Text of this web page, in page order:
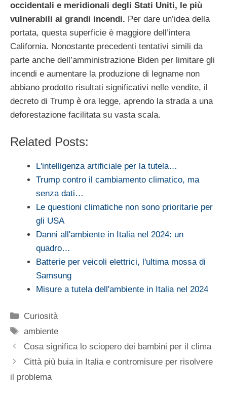
occidentali e meridionali degli Stati Uniti, le più
vulnerabili ai grandi incendi. Per dare un’idea della
portata, questa superficie è maggiore dell’intera
California. Nonostante precedenti tentativi simili da
parte anche dell’amministrazione Biden per limitare gli
incendi e aumentare la produzione di legname non
abbiano prodotto risultati significativi nelle vendite, il
decreto di Trump è ora legge, aprendo la strada a una
deforestazione facilitata su vasta scala.
Related Posts:
L'intelligenza artificiale per la tutela…
Trump contro il cambiamento climatico, ma
senza dati…
Le questioni climatiche non sono prioritarie per
gli USA
Danni all'ambiente in Italia nel 2024: un
quadro…
Batterie per veicoli elettrici, l'ultima mossa di
Samsung
Misure a tutela dell'ambiente in Italia nel 2024
Categorie
Curiosità
Tag
ambiente
Cosa significa lo sciopero dei bambini per il clima
Città più buia in Italia e contromisure per risolvere
il problema